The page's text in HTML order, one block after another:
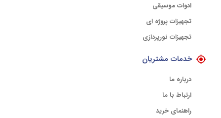
ادوات موسیقی
تجهیزات پروژه ای
تجهیزات نورپردازی
خدمات مشتریان
درباره ما
ارتباط با ما
راهنمای خرید